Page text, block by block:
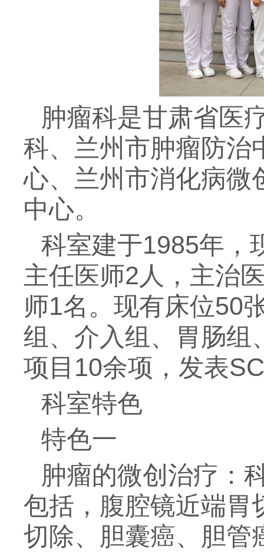
肿瘤科是甘肃省医
科、兰州市肿瘤防治
心、兰州市消化病微
中心。
科室建于1985年，
主任医师2人，主治
师1名。现有床位50
组、介入组、胃肠组
项目10余项，发表
科室特色
特色一
肿瘤的微创治疗：
包括，腹腔镜近端胃
切除、胆囊癌、胆管